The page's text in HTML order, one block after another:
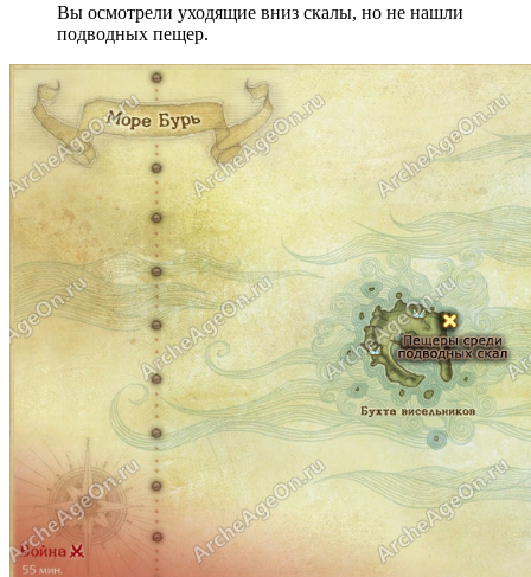
Вы осмотрели уходящие вниз скалы, но не нашли
подводных пещер.